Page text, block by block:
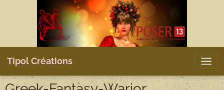
Tipol Créations